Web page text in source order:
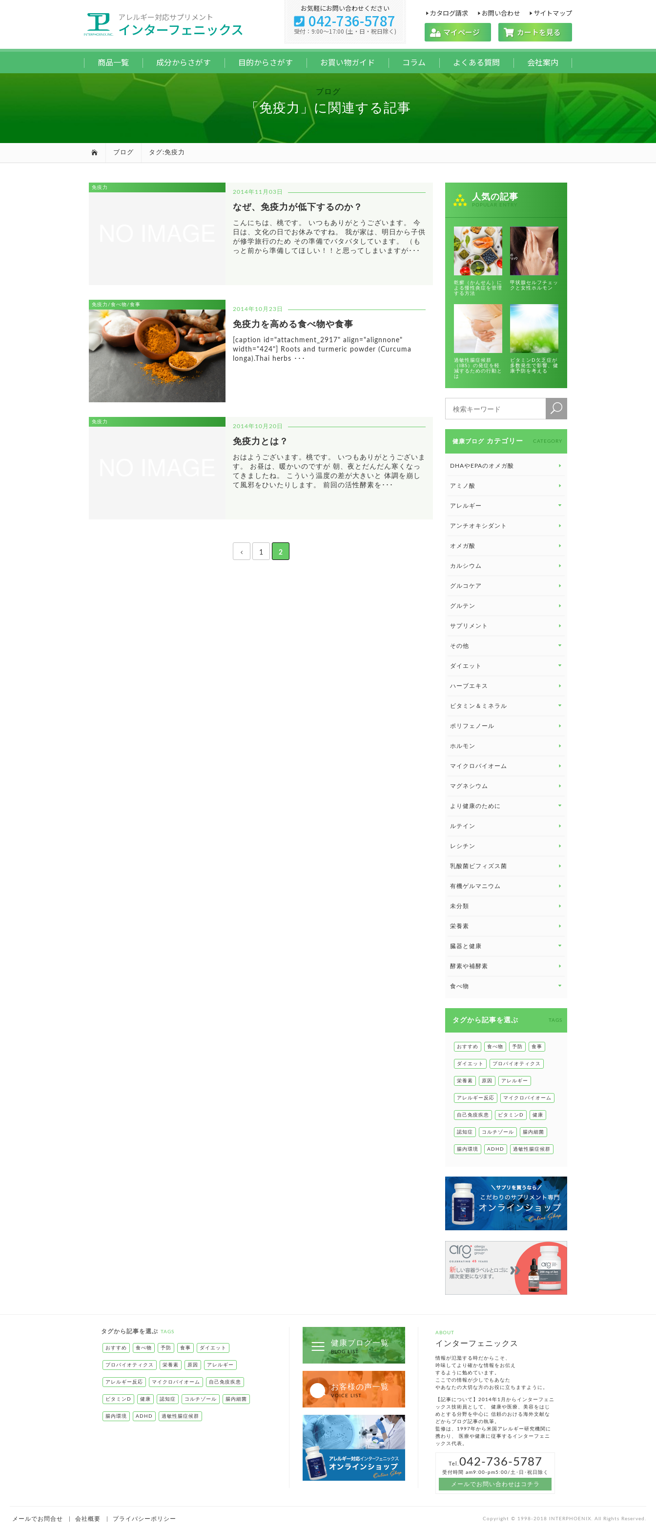
アレルギー対応サプリメント
インターフェニックス マイページ カートを見る
商品一覧 成分からさがす 目的からさがす お買い物ガイド コラム よくある質問 会社案内
カタログ請求 お問い合わせ サイトマップ
お気軽にお問い合わせください
042-736-5787
受付：9:00～17:00 (土・日・祝日除く)
ブログ
「免疫力」に関連する記事
ブログ タグ:免疫力
免疫力
2014年11月03日
なぜ、免疫力が低下するのか？
こんにちは、桃です。 いつもありがとうございます。 今
日は、文化の日でお休みですね。 我が家は、明日から子供
が修学旅行のため その準備でバタバタしています。 （も
っと前から準備してほしい！！と思ってしまいますが･･･
免疫力/食べ物/食事
2014年10月23日
免疫力を高める食べ物や食事
[caption id="attachment_2917" align="alignnone"
width="424"] Roots and turmeric powder (Curcuma
longa).Thai herbs ･･･
免疫力
2014年10月20日
免疫力とは？
おはようございます。桃です。 いつもありがとうございま
す。 お昼は、暖かいのですが 朝、夜とだんだん寒くなっ
てきましたね。 こういう温度の差が大きいと 体調を崩し
て風邪をひいたりします。 前回の活性酵素を･･･
1 2
人気の記事
POPULAR ENTRY
乾癬（かんせん）に
よる慢性炎症を管理
する方法
甲状腺セルフチェッ
クと女性ホルモン
過敏性腸症候群
（IBS）の発症を軽
減するための行動と
は
ビタミンD欠乏症が
多数発生で影響、健
康予防を考える
健康ブログ カテゴリー CATEGORY
DHAやEPAのオメガ酸
アミノ酸
アレルギー
アレルギー トップ
アンチオキシダント
オメガ酸
カルシウム
グルコケア
グルテン
サプリメント
その他
その他 トップ
健康セミナー
ダイエット
ダイエット トップ
ハーブエキス
ビタミン＆ミネラル
ビタミン＆ミネラル トップ
ビタミンE
ポリフェノール
ホルモン
マイクロバイオーム
マグネシウム
より健康のために
より健康のために トップ
眼の健康
睡眠
ルテイン
レシチン
乳酸菌ビフィズス菌
有機ゲルマニウム
未分類
栄養素
臓器と健康
臓器と健康 トップ
甲状腺
肌
肝臓の健康
腸の健康
酵素や補酵素
食べ物
健康食
タグから記事を選ぶ TAGS
おすすめ 食べ物 予防 食事
ダイエット プロバイオティクス
栄養素 原因 アレルギー
アレルギー反応 マイクロバイオーム
自己免疫疾患 ビタミンD 健康
認知症 コルチゾール 腸内細菌
腸内環境 ADHD 過敏性腸症候群
タグから記事を選ぶ TAGS
おすすめ 食べ物 予防 食事 ダイエット
プロバイオティクス 栄養素 原因 アレルギー
アレルギー反応 マイクロバイオーム 自己免疫疾患
ビタミンD 健康 認知症 コルチゾール 腸内細菌
腸内環境 ADHD 過敏性腸症候群
健康ブログ一覧
BLOG LIST
お客様の声一覧
VOICE LIST
ABOUT
インターフェニックス
情報が氾濫する時だからこそ、
吟味してより確かな情報をお伝え
するように勉めています。
ここでの情報が少しでもあなた
やあなたの大切な方のお役に立ちますように。
【記事について】2014年1月からインターフェニ
ックス技術員として、 健康や医療、美容をはじ
めとする分野を中心に 信頼のおける海外文献な
どからブログ記事の執筆。
監修は、1997年から米国アレルギー研究機関に
携わり、 医療や健康に従事するインターフェニ
ックス代表。
Tel. 042-736-5787
受付時間 am9:00-pm5:00/土･日･祝日除く
メールでお問い合わせはコチラ
メールでお問合せ 会社概要 プライバシーポリシー Copyright © 1998-2018 INTERPHOENIX. All Rights Reserved.